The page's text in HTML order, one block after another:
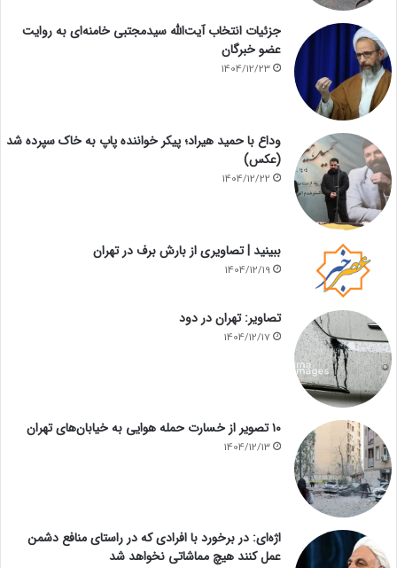
جزئیات انتخاب آیت‌الله سیدمجتبی خامنه‌ای به روایت
عضو خبرگان
1404/12/23
وداع با حمید هیراد؛ پیکر خواننده پاپ به خاک سپرده شد
(عکس)
1404/12/22
ببینید | تصاویری از بارش برف در تهران
1404/12/19
تصاویر: تهران در دود
1404/12/17
۱۰ تصویر از خسارت حمله هوایی به خیابان‌های تهران
1404/12/13
اژه‌ای: در برخورد با افرادی که در راستای منافع دشمن
عمل کنند هیچ مماشاتی نخواهد شد